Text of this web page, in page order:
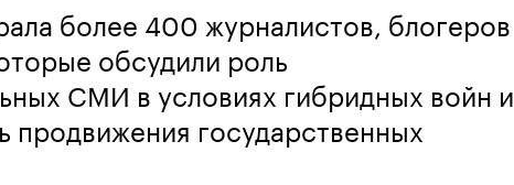
более 400 журналистов, блогеров
обсудили роль
СМИ в условиях гибридных войн и
продвижения государственных